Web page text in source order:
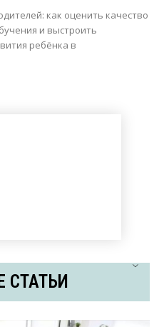
как оценить качество
и выстроить
ребёнка в
СТАТЬИ